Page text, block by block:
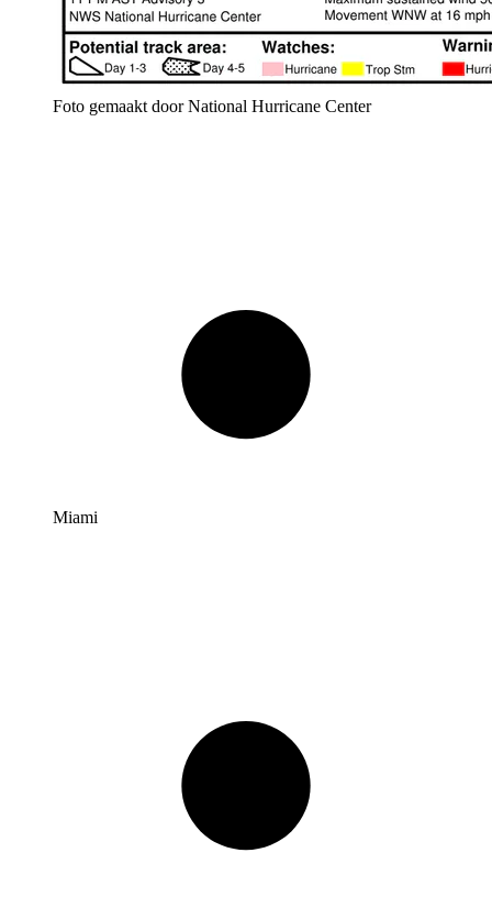
Foto gemaakt door National Hurricane Center
Miami